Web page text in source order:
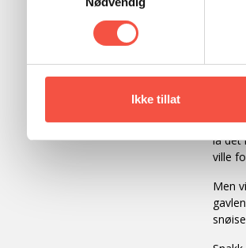
Ikke tillat
lå det
ville
Men